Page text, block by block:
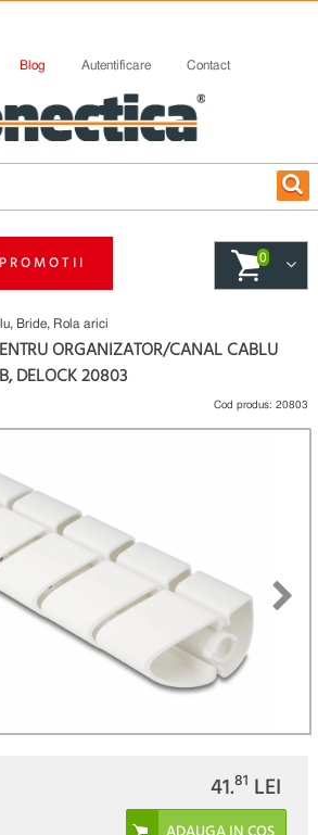
Blog Autentificare Contact
PROMOTII 0
Bride, Rola arici
ORGANIZATOR/CANAL CABLU
DELOCK 20803
Cod produs: 20803
41.81 LEI